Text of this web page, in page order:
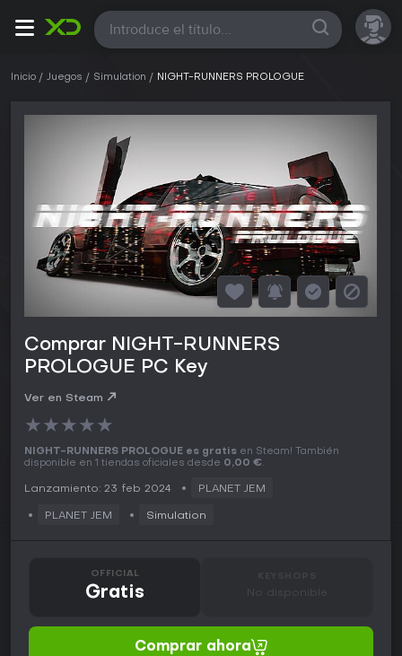
Todas
Inicio Juegos Simulation NIGHT-RUNNERS PROLOGUE
Comprar NIGHT-RUNNERS
PROLOGUE PC Key
Ver en Steam
★★★★★
NIGHT-RUNNERS PROLOGUE es gratis en Steam! También
disponible en 1 tiendas oficiales desde 0,00 €.
Lanzamiento: 23 feb 2024 PLANET JEM
PLANET JEM Simulation
OFFICIAL
Gratis No disponible
Comprar ahora